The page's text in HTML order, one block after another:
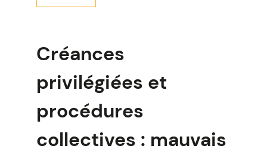
Créances
privilégiées et
procédures
collectives : mauvais